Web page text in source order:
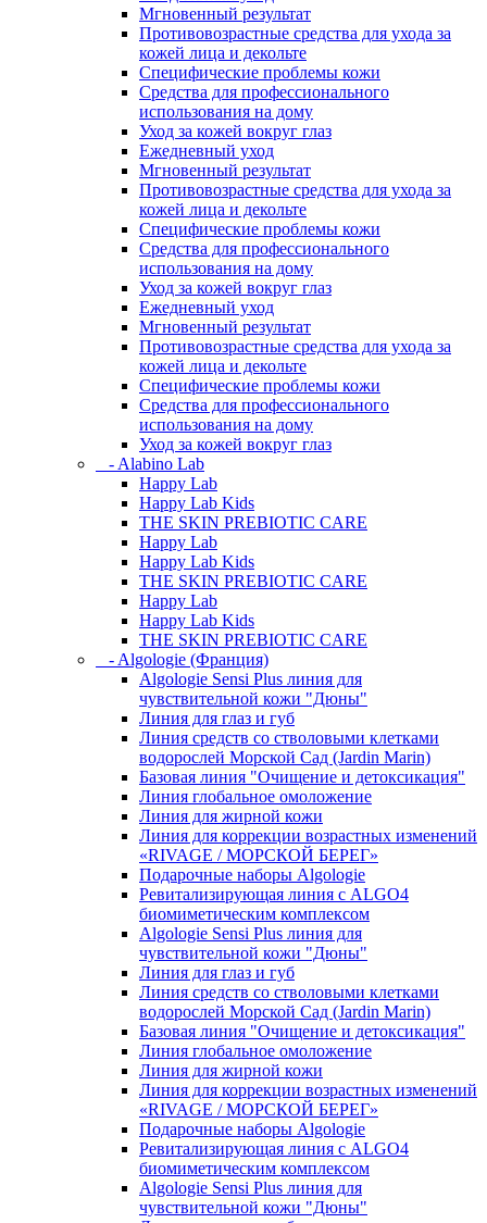
Мгновенный результат
Противовозрастные средства для ухода за
кожей лица и декольте
Специфические проблемы кожи
Средства для профессионального
использования на дому
Уход за кожей вокруг глаз
Ежедневный уход
Мгновенный результат
Противовозрастные средства для ухода за
кожей лица и декольте
Специфические проблемы кожи
Средства для профессионального
использования на дому
Уход за кожей вокруг глаз
Ежедневный уход
Мгновенный результат
Противовозрастные средства для ухода за
кожей лица и декольте
Специфические проблемы кожи
Средства для профессионального
использования на дому
Уход за кожей вокруг глаз
- Alabino Lab
Happy Lab
Happy Lab Kids
THE SKIN PREBIOTIC CARE
Happy Lab
Happy Lab Kids
THE SKIN PREBIOTIC CARE
Happy Lab
Happy Lab Kids
THE SKIN PREBIOTIC CARE
- Algologie (Франция)
Algologie Sensi Plus линия для
чувcтвительной кожи "Дюны"
Линия для глаз и губ
Линия средств со стволовыми клетками
водорослей Морской Сад (Jardin Marin)
Базовая линия "Очищение и детоксикация"
Линия глобальное омоложение
Линия для жирной кожи
Линия для коррекции возрастных изменений
«RIVAGE / МОРСКОЙ БЕРЕГ»
Подарочные наборы Algologie
Ревитализирующая линия с ALGO4
биомиметическим комплексом
Algologie Sensi Plus линия для
чувcтвительной кожи "Дюны"
Линия для глаз и губ
Линия средств со стволовыми клетками
водорослей Морской Сад (Jardin Marin)
Базовая линия "Очищение и детоксикация"
Линия глобальное омоложение
Линия для жирной кожи
Линия для коррекции возрастных изменений
«RIVAGE / МОРСКОЙ БЕРЕГ»
Подарочные наборы Algologie
Ревитализирующая линия с ALGO4
биомиметическим комплексом
Algologie Sensi Plus линия для
чувcтвительной кожи "Дюны"